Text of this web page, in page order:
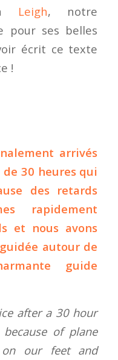
Leigh, notre
pour ses belles
écrit ce texte
!
arrivés
de 30 heures qui
des retards
rapidement
et nous avons
autour de
guide
after a 30 hour
of plane
on our feet and